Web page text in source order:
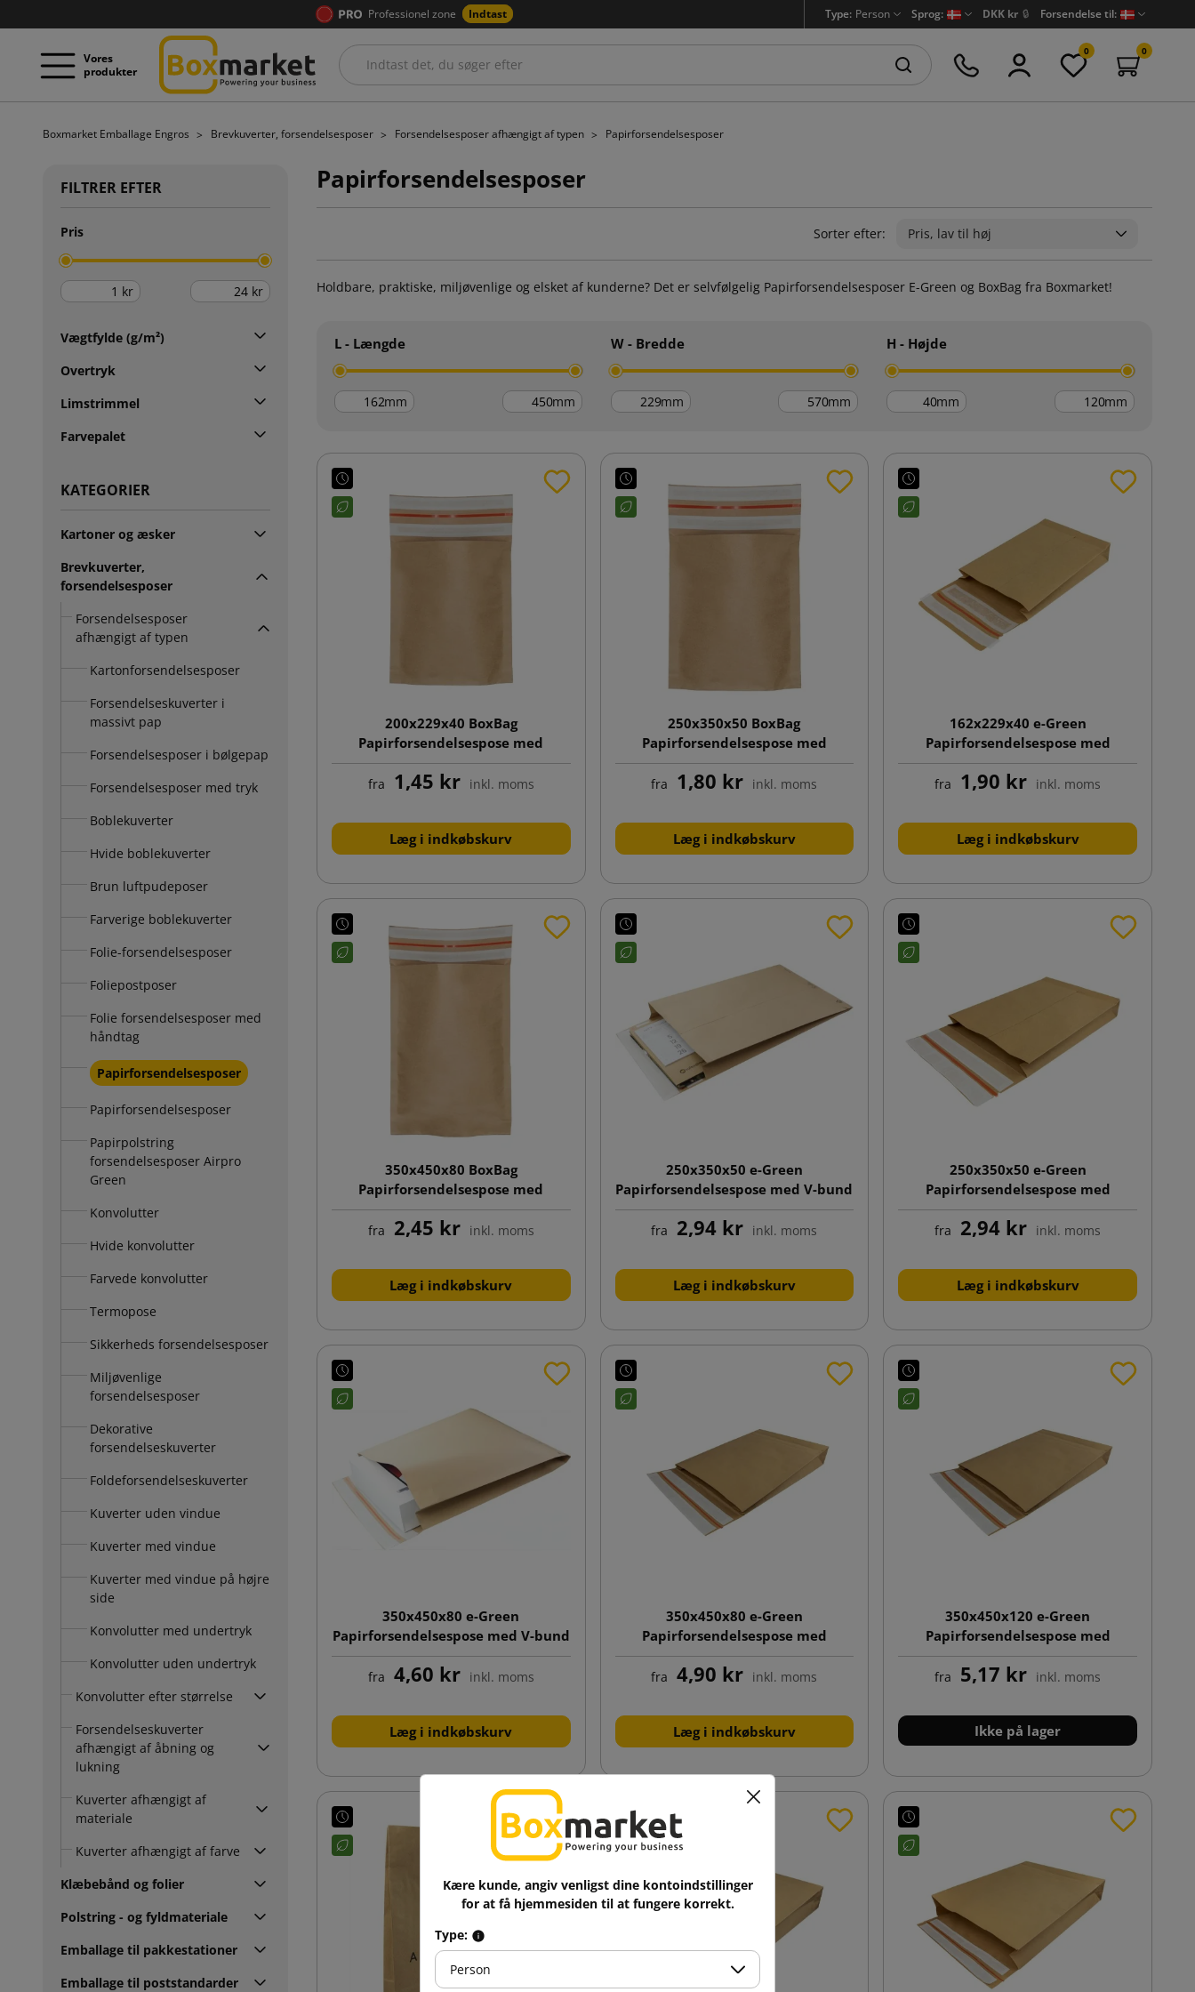
Professionel zone Indtast Type: Person Sprog: DKK kr 🔒 Forsendelse til:
Vores
produkter
0 0
Boxmarket Emballage Engros Brevkuverter, forsendelsesposer Forsendelsesposer afhængigt af typen Papirforsendelsesposer
FILTRER EFTER
Pris
kr kr
Vægtfylde (g/m²)
Overtryk
Limstrimmel
Farvepalet
KATEGORIER
Kartoner og æsker
Brevkuverter,
forsendelsesposer
Forsendelsesposer
afhængigt af typen
Kartonforsendelsesposer
Forsendelseskuverter i
massivt pap
Forsendelsesposer i bølgepap
Forsendelsesposer med tryk
Boblekuverter
Hvide boblekuverter
Brun luftpudeposer
Farverige boblekuverter
Folie-forsendelsesposer
Foliepostposer
Folie forsendelsesposer med
håndtag
Papirforsendelsesposer
Papirforsendelsesposer
Papirpolstring
forsendelsesposer Airpro
Green
Konvolutter
Hvide konvolutter
Farvede konvolutter
Termopose
Sikkerheds forsendelsesposer
Miljøvenlige
forsendelsesposer
Dekorative
forsendelseskuverter
Foldeforsendelseskuverter
Kuverter uden vindue
Kuverter med vindue
Kuverter med vindue på højre
side
Konvolutter med undertryk
Konvolutter uden undertryk
Konvolutter efter størrelse
Forsendelseskuverter
afhængigt af åbning og
lukning
Kuverter afhængigt af
materiale
Kuverter afhængigt af farve
Klæbebånd og folier
Polstring - og fyldmateriale
Emballage til pakkestationer
Emballage til poststandarder
Papirforsendelsesposer
Sorter efter: Pris, lav til høj
Holdbare, praktiske, miljøvenlige og elsket af kunderne? Det er selvfølgelig Papirforsendelsesposer E-Green og BoxBag fra Boxmarket!
L - Længde
mm mm
W - Bredde
mm mm
H - Højde
mm mm
200x229x40 BoxBag
Papirforsendelsespose med
bundfals
fra 1,45 kr inkl. moms
Læg i indkøbskurv
250x350x50 BoxBag
Papirforsendelsespose med
bundfals
fra 1,80 kr inkl. moms
Læg i indkøbskurv
162x229x40 e-Green
Papirforsendelsespose med
klodsbund
fra 1,90 kr inkl. moms
Læg i indkøbskurv
350x450x80 BoxBag
Papirforsendelsespose med
bundfals
fra 2,45 kr inkl. moms
Læg i indkøbskurv
250x350x50 e-Green
Papirforsendelsespose med V-bund
fra 2,94 kr inkl. moms
Læg i indkøbskurv
250x350x50 e-Green
Papirforsendelsespose med
klodsbund
fra 2,94 kr inkl. moms
Læg i indkøbskurv
350x450x80 e-Green
Papirforsendelsespose med V-bund
fra 4,60 kr inkl. moms
Læg i indkøbskurv
350x450x80 e-Green
Papirforsendelsespose med
klodsbund
fra 4,90 kr inkl. moms
Læg i indkøbskurv
350x450x120 e-Green
Papirforsendelsespose med
klodsbund
fra 5,17 kr inkl. moms
Ikke på lager
Kære kunde, angiv venligst dine kontoindstillinger
for at få hjemmesiden til at fungere korrekt.
Type:
Person